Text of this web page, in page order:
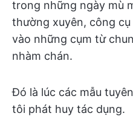
trong những ngày mù
thường xuyên, công
vào những cụm từ
nhàm chán.
Đó là lúc các mẫu
tôi phát huy tác dụng.